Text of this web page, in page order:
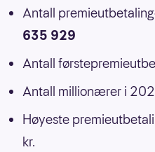
Antall
635 929
Antall
Antall millionærer i
Høyeste
kr.